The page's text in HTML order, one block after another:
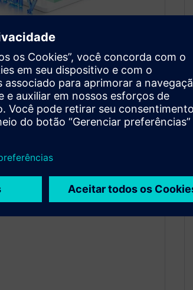
clientes baseados
adultos e crianças
entre adultos e crianças para
contagens com cordões para
somente para o cliente.